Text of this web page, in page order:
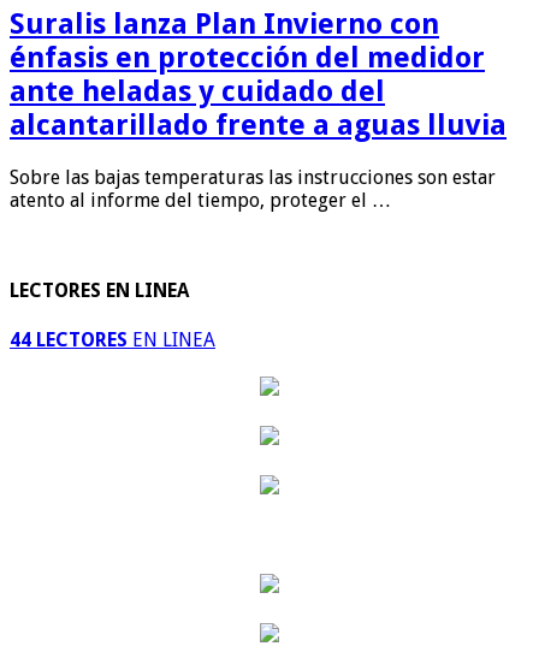
Suralis lanza Plan Invierno con
énfasis en protección del medidor
ante heladas y cuidado del
alcantarillado frente a aguas lluvia
Sobre las bajas temperaturas las instrucciones son estar
atento al informe del tiempo, proteger el …
LECTORES EN LINEA
44 LECTORES EN LINEA